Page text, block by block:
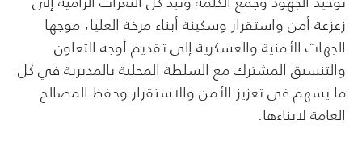
زعزعة أمن واستقرار وسكينة أبناء مرخة العليا، موجها
الجهات الأمنية والعسكرية إلى تقديم أوجه التعاون
والتنسيق المشترك مع السلطة المحلية بالمديرية في كل
ما يسهم في تعزيز الأمن والاستقرار وحفظ المصالح
العامة لابناءها.